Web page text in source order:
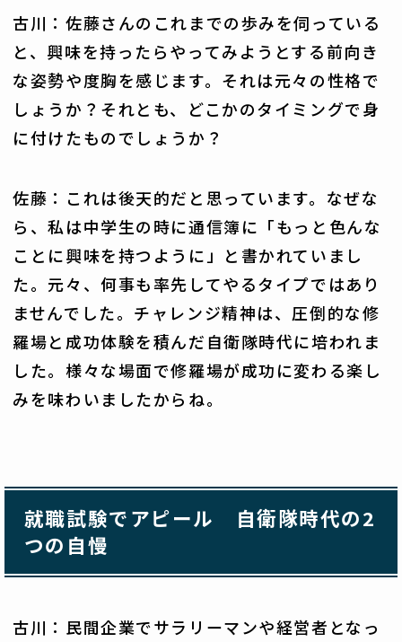
古川：佐藤さんのこれまでの歩みを伺っている
と、興味を持ったらやってみようとする前向き
な姿勢や度胸を感じます。それは元々の性格で
しょうか？それとも、どこかのタイミングで身
に付けたものでしょうか？
佐藤：これは後天的だと思っています。なぜな
ら、私は中学生の時に通信簿に「もっと色んな
ことに興味を持つように」と書かれていまし
た。元々、何事も率先してやるタイプではあり
ませんでした。チャレンジ精神は、圧倒的な修
羅場と成功体験を積んだ自衛隊時代に培われま
した。様々な場面で修羅場が成功に変わる楽し
みを味わいましたからね。
就職試験でアピール 自衛隊時代の2
つの自慢
古川：民間企業でサラリーマンや経営者となっ